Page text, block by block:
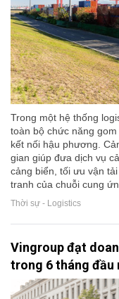
Trong một hệ thống
toàn bộ chức năng
kết nối hậu phương.
gian giúp đưa dịch vụ
cảng biển, tối ưu vận
tranh của chuỗi cung
Thời sự - Logistics
Vingroup đạt
trong 6 tháng đầu